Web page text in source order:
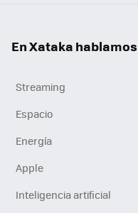
En Xataka
Streaming
Espacio
Energía
Apple
Inteligencia artificial